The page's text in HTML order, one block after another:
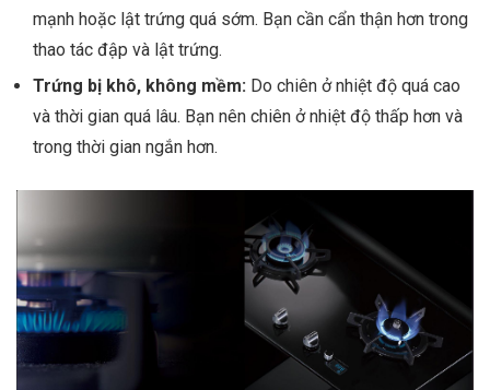
mạnh hoặc lật trứng quá sớm. Bạn cần cẩn thận hơn trong
thao tác đập và lật trứng.
Trứng bị khô, không mềm: Do chiên ở nhiệt độ quá cao
và thời gian quá lâu. Bạn nên chiên ở nhiệt độ thấp hơn và
trong thời gian ngắn hơn.